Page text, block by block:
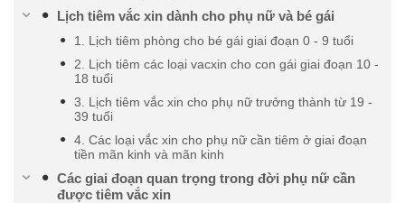
Lịch tiêm vắc xin dành cho phụ nữ và bé gái
1. Lịch tiêm phòng cho bé gái giai đoạn 0 - 9 tuổi
2. Lịch tiêm các loại vacxin cho con gái giai đoạn 10 -
18 tuổi
3. Lịch tiêm vắc xin cho phụ nữ trưởng thành từ 19 -
39 tuổi
4. Các loại vắc xin cho phụ nữ cần tiêm ở giai đoạn
tiền mãn kinh và mãn kinh
Các giai đoạn quan trọng trong đời phụ nữ cần
được tiêm vắc xin